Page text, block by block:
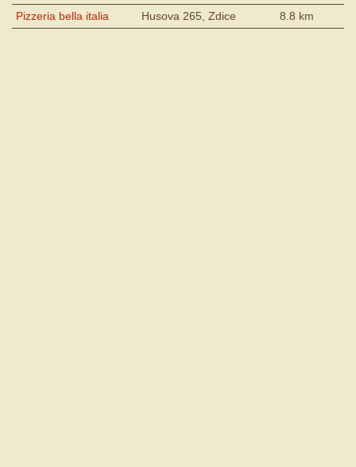
Pizzeria bella italia Husova 265, Zdice 8.8 km